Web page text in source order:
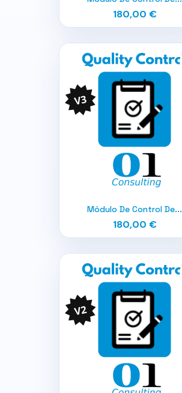
180,00 €
Módulo De Control De...
180,00 €